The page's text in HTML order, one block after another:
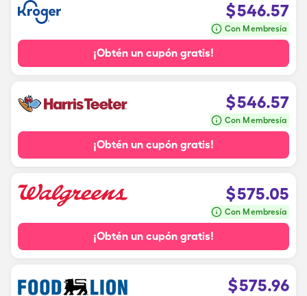
$546.57
Con Membresía
¡Obtén un cupón gratis!
$546.57
Con Membresía
¡Obtén un cupón gratis!
$575.05
Con Membresía
¡Obtén un cupón gratis!
$575.96